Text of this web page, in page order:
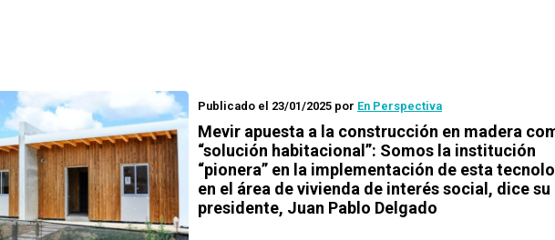
Publicado el 23/01/2025 por En Perspectiva
Mevir apuesta a la construcción en madera
“solución habitacional”: Somos la institución
“pionera” en la implementación de esta
en el área de vivienda de interés social, dice su
presidente, Juan Pablo Delgado